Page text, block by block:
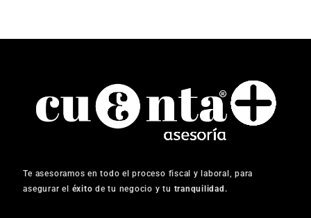
Te asesoramos en todo el proceso fiscal y laboral, para
asegurar el éxito de tu negocio y tu tranquilidad.